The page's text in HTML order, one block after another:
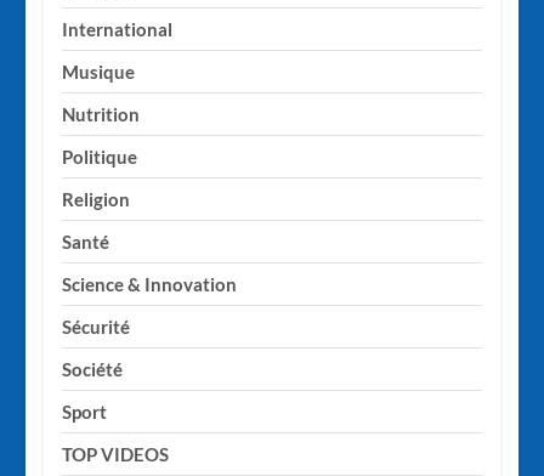
International
Musique
Nutrition
Politique
Religion
Santé
Science & Innovation
Sécurité
Société
Sport
TOP VIDEOS